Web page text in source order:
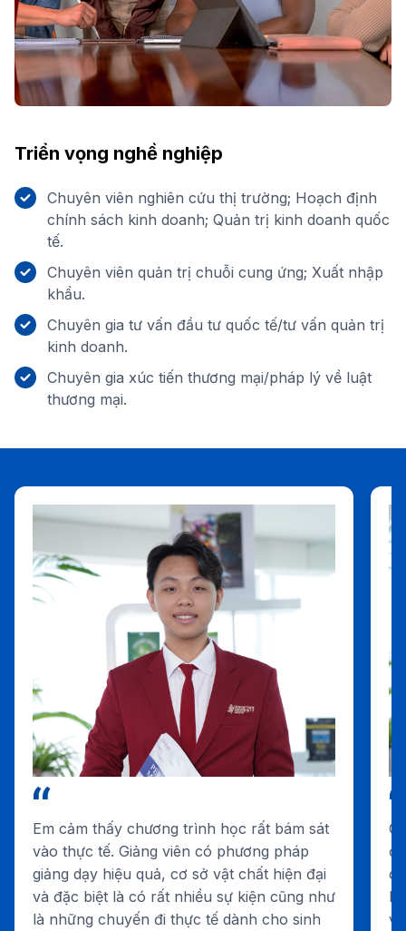
Triển vọng nghề nghiệp
Chuyên viên nghiên cứu thị trường; Hoạch định
chính sách kinh doanh; Quản trị kinh doanh quốc
tế.
Chuyên viên quản trị chuỗi cung ứng; Xuất nhập
khẩu.
Chuyên gia tư vấn đầu tư quốc tế/tư vấn quản trị
kinh doanh.
Chuyên gia xúc tiến thương mại/pháp lý về luật
thương mại.
Em cảm thấy chương trình học rất bám sát
vào thực tế. Giảng viên có phương pháp
giảng dạy hiệu quả, cơ sở vật chất hiện đại
và đặc biệt là có rất nhiều sự kiện cũng như
là những chuyến đi thực tế dành cho sinh
ở